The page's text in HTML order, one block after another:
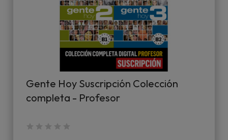
Gente Hoy Suscripción Colección
completa - Profesor